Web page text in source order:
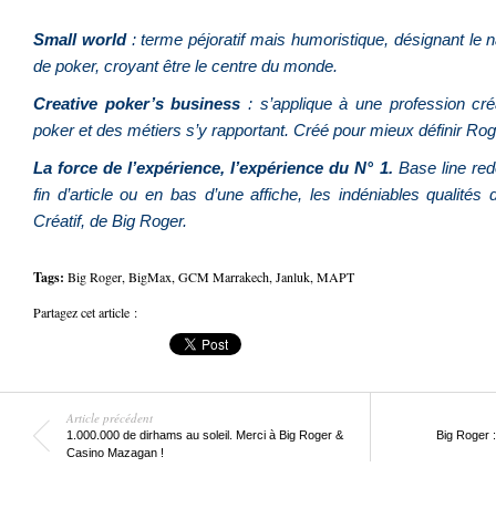
Small world: terme péjoratif mais humoristique, désignant le
de poker, croyant être le centre du monde.
Creative poker’s business : s’applique à une profession
poker et des métiers s’y rapportant. Créé pour mieux définir
La force de l’expérience, l’expérience du N° 1. Base line
fin d’article ou en bas d’une affiche, les indéniables
Créatif, de Big Roger.
Tags: Big Roger, BigMax, GCM Marrakech, Janluk, MAPT
Partagez cet article :
Article précédent
1.000.000 de dirhams au soleil. Merci à Big Roger &
Casino Mazagan !
Big Roger